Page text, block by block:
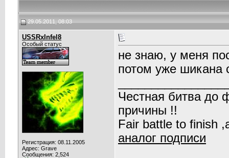
29.05.2011, 08:03
USSRxInfel8
Особый статус
Регистрация: 08.11.2005
Адрес: Grave
Сообщения: 2,524
не знаю, у меня
потом уже шикана
Честная битва до
причины !!
Fair battle to finish
аналог подписи